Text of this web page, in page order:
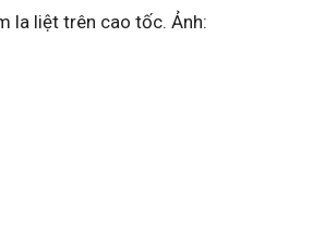
la liệt trên cao tốc. Ảnh: